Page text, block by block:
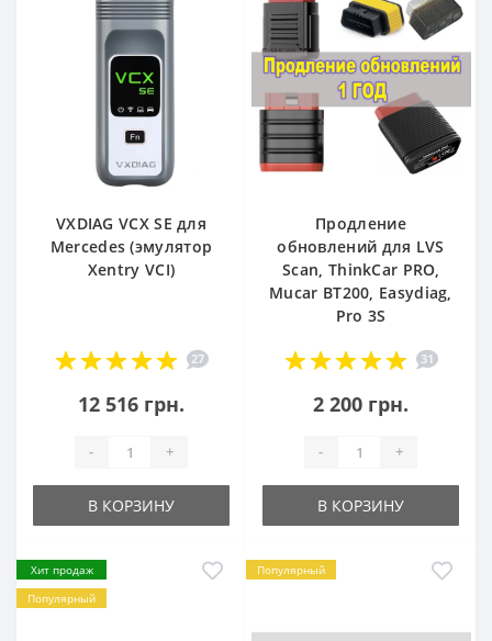
VXDIAG VCX SE для
Mercedes (эмулятор
Xentry VCI)
27
12 516 грн.
- +
В КОРЗИНУ
Продление
обновлений для LVS
Scan, ThinkCar PRO,
Mucar BT200, Easydiag,
Pro 3S
31
2 200 грн.
- +
В КОРЗИНУ
Хит продаж
Популярный
Популярный